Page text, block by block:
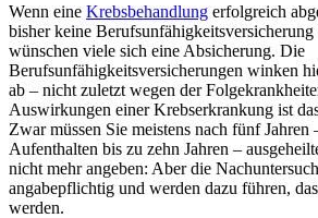
Wenn eine Krebsbehandlung erfolgreich
bisher keine
wünschen viele sich eine Absicherung. Die
Berufsunfähigkeitsversicherungen winken
ab – nicht zuletzt wegen der
Auswirkungen einer Krebserkrankung ist
Zwar müssen Sie meistens nach fünf Jahren
Aufenthalten bis zu zehn Jahren –
nicht mehr angeben: Aber die
angabepflichtig und werden dazu führen,
werden.